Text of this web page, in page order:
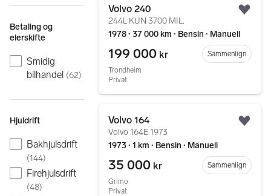
Betaling og
eierskifte
Smidig
bilhandel (62)
Hjuldrift
Bakhjulsdrift
(144)
Firehjulsdrift
(48)
Volvo 240
244L KUN 3700 MIL.
1978 ∙ 37 000 km ∙ Bensin ∙ Manuell
199 000 kr
Sammenlign
Trondheim
Privat
Volvo 164
Volvo 164E 1973
1973 ∙ 1 km ∙ Bensin ∙ Manuell
35 000 kr
Sammenlign
Grimo
Privat